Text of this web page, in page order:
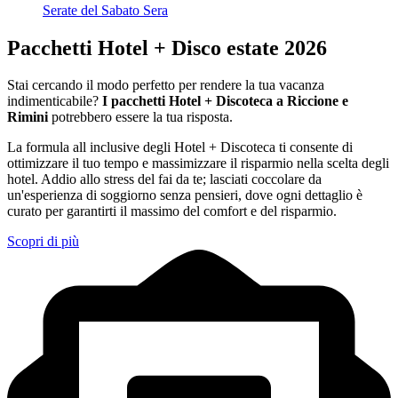
Serate del Sabato Sera
Pacchetti Hotel + Disco estate 2026
Stai cercando il modo perfetto per rendere la tua vacanza
indimenticabile? I pacchetti Hotel + Discoteca a Riccione e
Riminipotrebbero essere la tua risposta.
La formula all inclusive degli Hotel + Discoteca ti consente di
ottimizzare il tuo tempo e massimizzare il risparmio nella scelta degli
hotel. Addio allo stress del fai da te; lasciati coccolare da
un'esperienza di soggiorno senza pensieri, dove ogni dettaglio è
curato per garantirti il massimo del comfort e del risparmio.
Scopri di più